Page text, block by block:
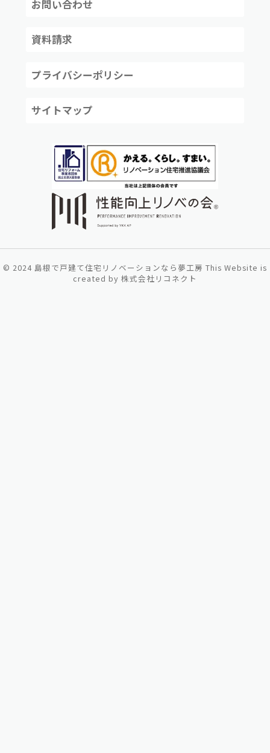
お問い合わせ
資料請求
プライバシーポリシー
サイトマップ
© 2024 島根で戸建て住宅リノベーションなら夢工房 This Website is
created by 株式会社リコネクト